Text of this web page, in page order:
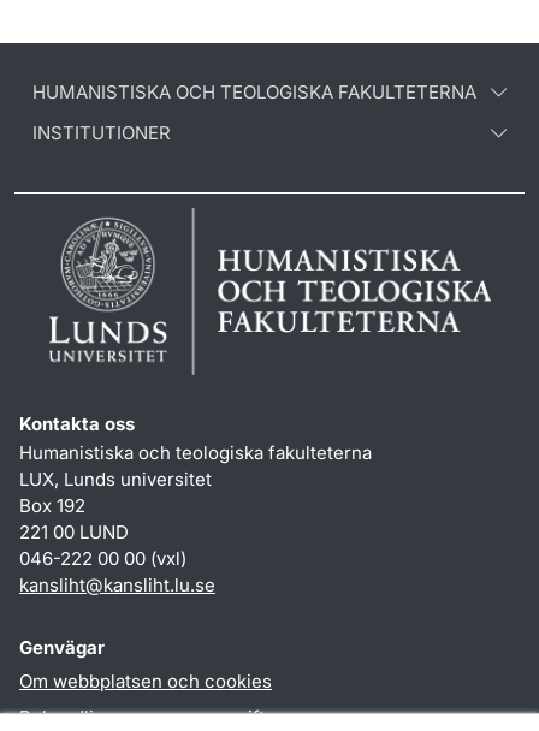
HUMANISTISKA OCH TEOLOGISKA FAKULTETERNA
INSTITUTIONER
Kontakta oss
Humanistiska och teologiska fakulteterna
LUX, Lunds universitet
Box 192
221 00 LUND
046-222 00 00 (vxl)
kansliht@kansliht.lu.se
Genvägar
Om webbplatsen och cookies
Behandling av personuppgifter